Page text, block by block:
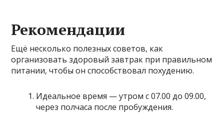
Рекомендации
Ещё несколько полезных советов, как
организовать здоровый завтрак при правильном
питании, чтобы он способствовал похудению.
Идеальное время — утром с 07.00 до 09.00,
через полчаса после пробуждения.